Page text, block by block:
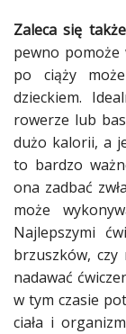
Zaleca się
pewno pomoże
po ciążymoże
dzieckiem.
rowerze lub
dużo kalorii, a
to bardzo
ona zadbać
może
Najlepszymi
brzuszków, czy
nadawać
w tym czasie
ciała i